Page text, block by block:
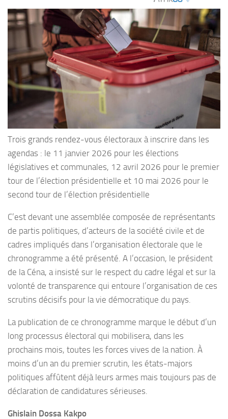
Trois grands rendez-vous électoraux à inscrire dans les
agendas : le 11 janvier 2026 pour les élections
législatives et communales, 12 avril 2026 pour le premier
tour de l’élection présidentielle et 10 mai 2026 pour le
second tour de l’élection présidentielle
C’est devant une assemblée composée de représentants
de partis politiques, d’acteurs de la société civile et de
cadres impliqués dans l’organisation électorale que le
chronogramme a été présenté. A l’occasion, le président
de la Céna, a insisté sur le respect du cadre légal et sur la
volonté de transparence qui entoure l’organisation de ces
scrutins décisifs pour la vie démocratique du pays.
La publication de ce chronogramme marque le début d’un
long processus électoral qui mobilisera, dans les
prochains mois, toutes les forces vives de la nation. À
moins d’un an du premier scrutin, les états-majors
politiques affûtent déjà leurs armes mais toujours pas de
déclaration de candidatures sérieuses.
Ghislain Dossa Kakpo